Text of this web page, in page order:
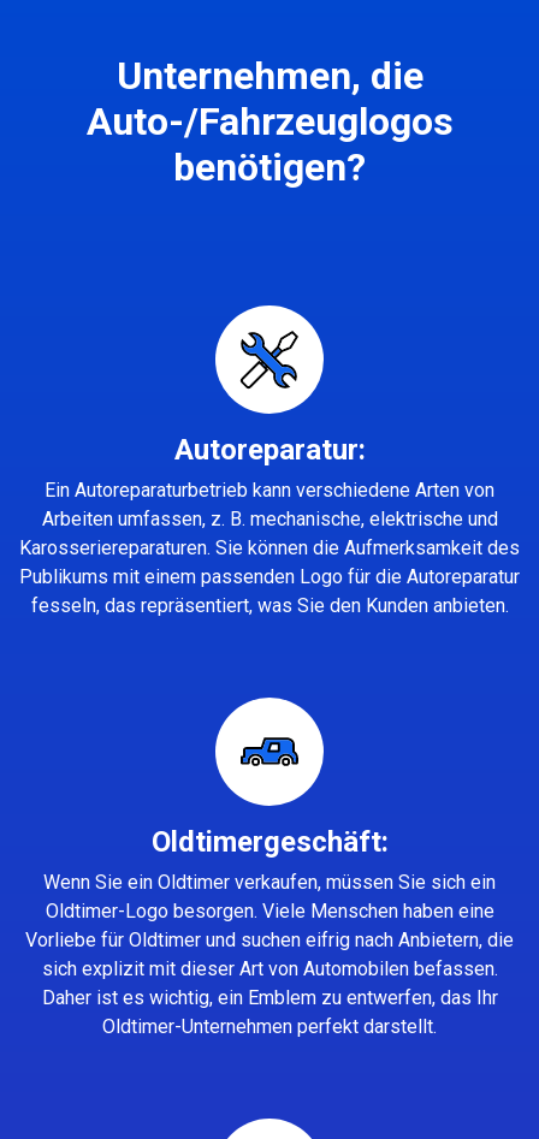
Unternehmen, die
Auto-/Fahrzeuglogos
benötigen?
Autoreparatur:
Ein Autoreparaturbetrieb kann verschiedene Arten von
Arbeiten umfassen, z. B. mechanische, elektrische und
Karosseriereparaturen. Sie können die Aufmerksamkeit des
Publikums mit einem passenden Logo für die Autoreparatur
fesseln, das repräsentiert, was Sie den Kunden anbieten.
Oldtimergeschäft:
Wenn Sie ein Oldtimer verkaufen, müssen Sie sich ein
Oldtimer-Logo besorgen. Viele Menschen haben eine
Vorliebe für Oldtimer und suchen eifrig nach Anbietern, die
sich explizit mit dieser Art von Automobilen befassen.
Daher ist es wichtig, ein Emblem zu entwerfen, das Ihr
Oldtimer-Unternehmen perfekt darstellt.